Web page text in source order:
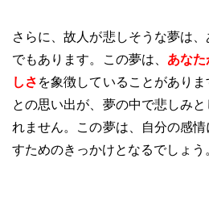
さらに、故人が悲しそうな夢は
でもあります。この夢は、 あな
しさ を象徴していることがあり
との思い出が、夢の中で悲しみ
れません。この夢は、自分の感
すためのきっかけとなるでしょう